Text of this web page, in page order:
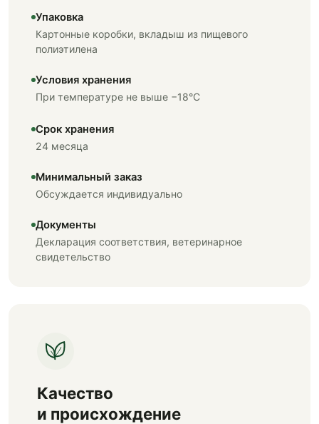
Упаковка
Картонные коробки, вкладыш из пищевого
полиэтилена
Условия хранения
При температуре не выше −18°C
Срок хранения
24 месяца
Минимальный заказ
Обсуждается индивидуально
Документы
Декларация соответствия, ветеринарное
свидетельство
Качество
и происхождение